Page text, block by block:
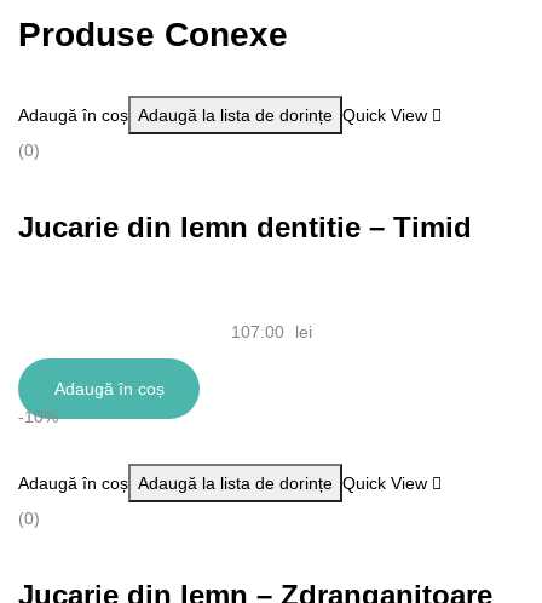
Produse Conexe
Adaugă în coș Adaugă la lista de dorințe Quick View
(0)
Jucarie din lemn dentitie – Timid
107.00 lei
Adaugă în coș
-10%
Adaugă în coș Adaugă la lista de dorințe Quick View
(0)
Jucarie din lemn – Zdranganitoare